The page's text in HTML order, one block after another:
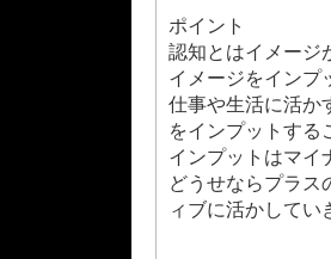
ポイント
認知とはイメージ
イメージをインプ
仕事や生活に活か
をインプットする
インプットはマイ
どうせならプラス
ィブに活かしてい